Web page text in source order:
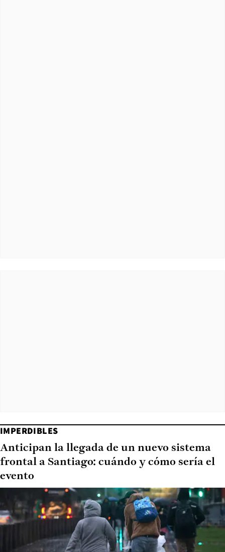
IMPERDIBLES
Anticipan la llegada de un nuevo sistema
frontal a Santiago: cuándo y cómo sería el
evento